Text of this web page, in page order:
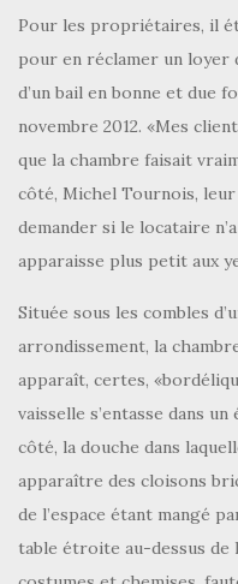
Pour les propriétaires, il
pour en réclamer un loyer
d’un bail en bonne et due
novembre 2012. «Mes
que la chambre faisait
côté, Michel Tournois, leur
demander si le locataire
apparaisse plus petit aux
Située sous les combles
arrondissement, la
apparaît, certes,
vaisselle s’entasse dans
côté, la douche dans
apparaître des cloisons
de l’espace étant mangé
table étroite au-dessus de